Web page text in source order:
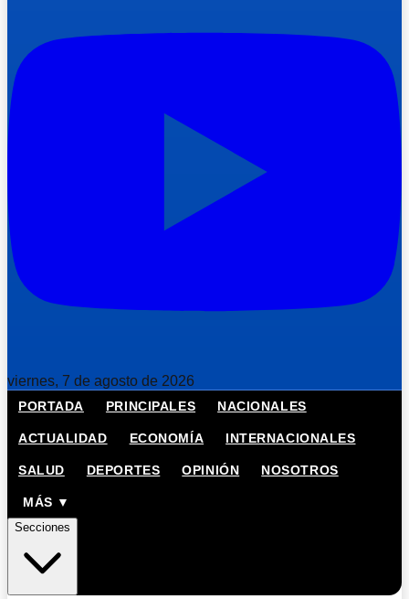
viernes, 7 de agosto de 2026
PORTADA PRINCIPALES NACIONALES
ACTUALIDAD ECONOMÍA INTERNACIONALES
SALUD DEPORTES OPINIÓN NOSOTROS
MÁS ▼
Secciones